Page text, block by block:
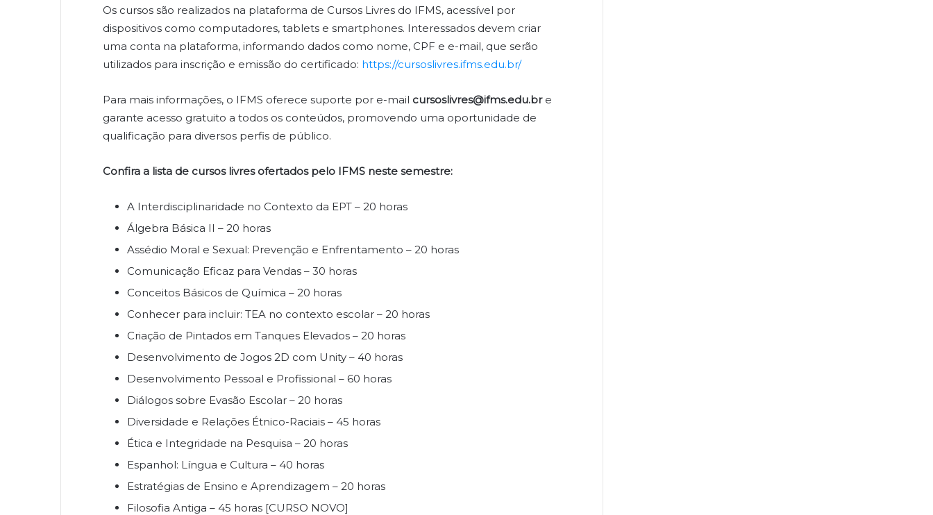
Os cursos são realizados na plataforma de Cursos Livres do IFMS, acessível por
dispositivos como computadores, tablets e smartphones. Interessados devem criar
uma conta na plataforma, informando dados como nome, CPF e e-mail, que serão
utilizados para inscrição e emissão do certificado: https://cursoslivres.ifms.edu.br/
Para mais informações, o IFMS oferece suporte por e-mail cursoslivres@ifms.edu.br e
garante acesso gratuito a todos os conteúdos, promovendo uma oportunidade de
qualificação para diversos perfis de público.
Confira a lista de cursos livres ofertados pelo IFMS neste semestre:
A Interdisciplinaridade no Contexto da EPT – 20 horas
Álgebra Básica II – 20 horas
Assédio Moral e Sexual: Prevenção e Enfrentamento – 20 horas
Comunicação Eficaz para Vendas – 30 horas
Conceitos Básicos de Química – 20 horas
Conhecer para incluir: TEA no contexto escolar – 20 horas
Criação de Pintados em Tanques Elevados – 20 horas
Desenvolvimento de Jogos 2D com Unity – 40 horas
Desenvolvimento Pessoal e Profissional – 60 horas
Diálogos sobre Evasão Escolar – 20 horas
Diversidade e Relações Étnico-Raciais – 45 horas
Ética e Integridade na Pesquisa – 20 horas
Espanhol: Língua e Cultura – 40 horas
Estratégias de Ensino e Aprendizagem – 20 horas
Filosofia Antiga – 45 horas [CURSO NOVO]